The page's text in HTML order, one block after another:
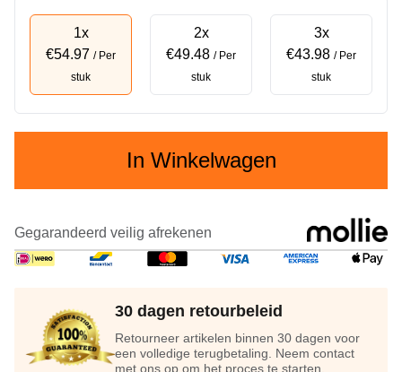
1x
€54.97 / Per
stuk
2x
€49.48 / Per
stuk
3x
€43.98 / Per
stuk
In Winkelwagen
Gegarandeerd veilig afrekenen
30 dagen retourbeleid
Retourneer artikelen binnen 30 dagen voor
een volledige terugbetaling. Neem contact
met ons op om het proces te starten.